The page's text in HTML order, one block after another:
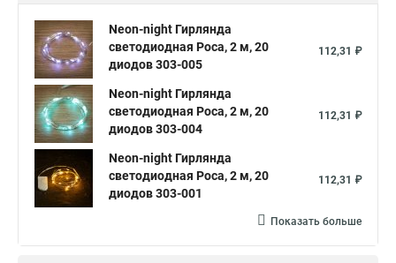
Neon-night Гирлянда
светодиодная Роса, 2 м, 20
диодов 303-005
112,31 ₽
Neon-night Гирлянда
светодиодная Роса, 2 м, 20
диодов 303-004
112,31 ₽
Neon-night Гирлянда
светодиодная Роса, 2 м, 20
диодов 303-001
112,31 ₽
Показать больше